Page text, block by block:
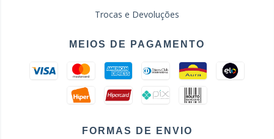
Trocas e Devoluções
MEIOS DE PAGAMENTO
FORMAS DE ENVIO